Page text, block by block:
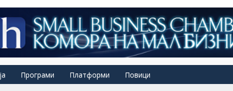
Програми Платформи Повици